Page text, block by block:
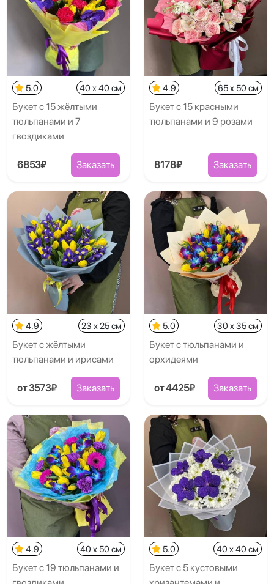
5.0 40 x 40 см
Букет с 15 жёлтыми
тюльпанами и 7
гвоздиками
6853₽ Заказать
4.9 65 x 50 см
Букет с 15 красными
тюльпанами и 9 розами
8178₽ Заказать
4.9 23 x 25 см
Букет с жёлтыми
тюльпанами и ирисами
от 3573₽ Заказать
5.0 30 x 35 см
Букет с тюльпанами и
орхидеями
от 4425₽ Заказать
4.9 40 x 50 см
Букет с 19 тюльпанами и
5.0 40 x 40 см
Букет с 5 кустовыми